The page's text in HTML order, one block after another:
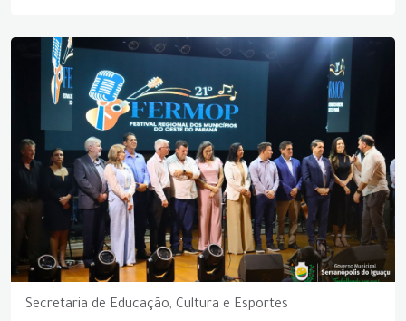
Secretaria de Educação, Cultura e Esportes